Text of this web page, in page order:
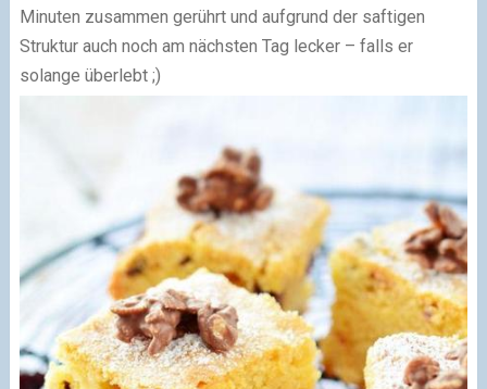
Minuten zusammen gerührt und aufgrund der saftigen
Struktur auch noch am nächsten Tag lecker – falls er
solange überlebt ;)